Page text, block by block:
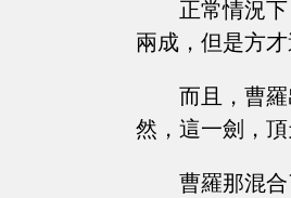
正常情況
兩成，但是方
而且，曹
然，這一劍，
曹羅那混